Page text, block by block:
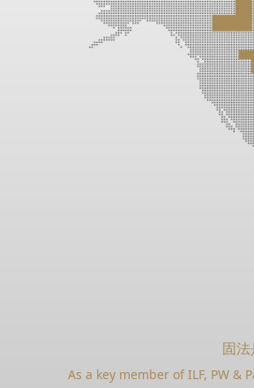
固
As a key member of ILF, PW